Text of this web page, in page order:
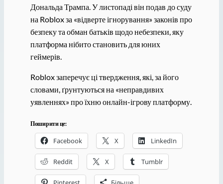
Дональда Трампа. У листопаді він подав до суду
на Roblox за «відверте ігнорування» законів про
безпеку та обман батьків щодо небезпеки, яку
платформа нібито становить для юних
геймерів.
Roblox заперечує ці твердження, які, за його
словами, ґрунтуються на «неправдивих
уявленнях» про їхню онлайн-ігрову платформу.
Поширити це:
Facebook X LinkedIn
Reddit X Tumblr